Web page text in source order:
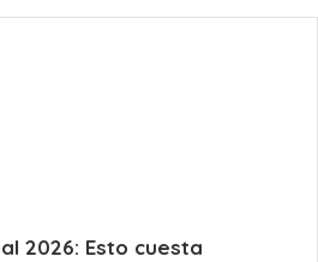
2026: Esto cuesta